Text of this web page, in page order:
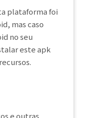
plataforma foi
mas caso
no seu
este apk
e outras